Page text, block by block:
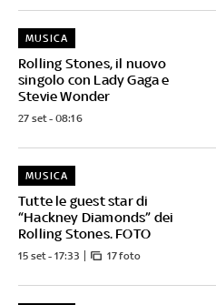
Rolling Stones, il nuovo
singolo con Lady Gaga e
Stevie Wonder
MUSICA
27 set - 08:16
Tutte le guest star di
“Hackney Diamonds” dei
Rolling Stones. FOTO
MUSICA
15 set - 17:33 17 foto